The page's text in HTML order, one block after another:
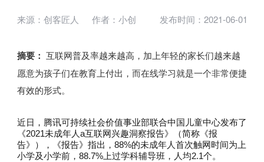
来源：创客匠人 作者：小创 发布时间：2021-06-01
摘要： 互联网普及率越来越高，加上年轻的家长们越来越
愿意为孩子们在教育上付出，而在线学习就是一个非常便捷
有效的形式。
近日，腾讯可持续社会价值事业部联合中国儿童中心发布了
《2021未成年人a互联网兴趣洞察报告》（简称《报
告》），《报告》指出，88%的未成年人首次触网时间为上
小学及小学前，88.7%上过学科辅导班，人均2.1个。